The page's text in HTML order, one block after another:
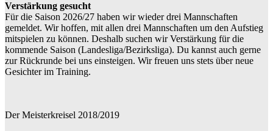
Verstärkung gesucht
Für die Saison 2026/27 haben wir wieder drei Mannschaften
gemeldet. Wir hoffen, mit allen drei Mannschaften um den Aufstieg
mitspielen zu können. Deshalb suchen wir Verstärkung für die
kommende Saison (Landesliga/Bezirksliga). Du kannst auch gerne
zur Rückrunde bei uns einsteigen. Wir freuen uns stets über neue
Gesichter im Training.
Der Meisterkreisel 2018/2019